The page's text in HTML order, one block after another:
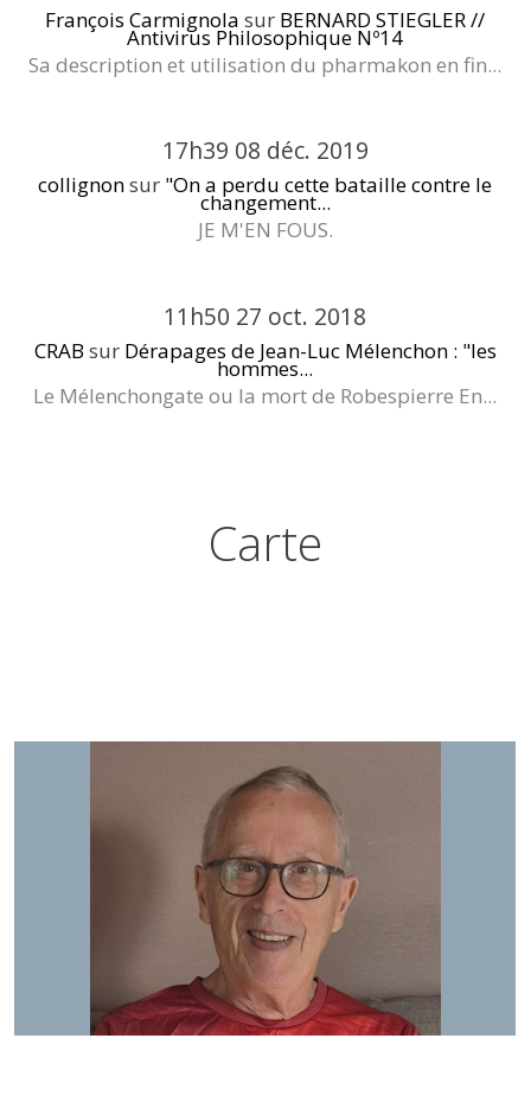
François Carmignola sur BERNARD STIEGLER //
Antivirus Philosophique Nº14
Sa description et utilisation du pharmakon en fin...
17h39 08 déc. 2019
collignonsur "On a perdu cette bataille contre le
changement...
JE M'EN FOUS.
11h50 27 oct. 2018
CRAB sur Dérapages de Jean-Luc Mélenchon : "les
hommes...
Le Mélenchongate ou la mort de Robespierre En...
Carte